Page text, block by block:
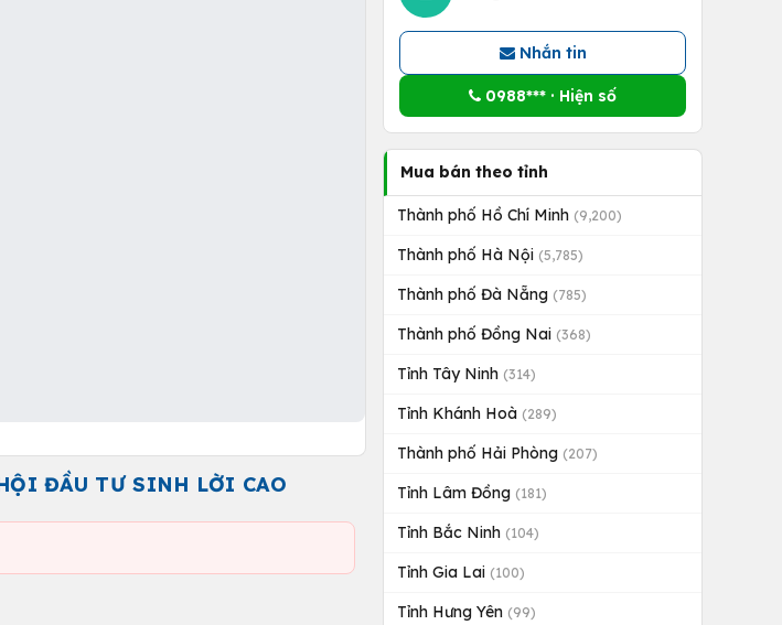
ĐẦU TƯ SINH LỜI CAO
Nhắn tin
0988*** · Hiện số
Mua bán theo tỉnh
Thành phố Hồ Chí Minh (9,200)
Thành phố Hà Nội (5,785)
Thành phố Đà Nẵng (785)
Thành phố Đồng Nai (368)
Tỉnh Tây Ninh (314)
Tỉnh Khánh Hoà (289)
Thành phố Hải Phòng (207)
Tỉnh Lâm Đồng (181)
Tỉnh Bắc Ninh (104)
Tỉnh Gia Lai (100)
Tỉnh Hưng Yên (99)